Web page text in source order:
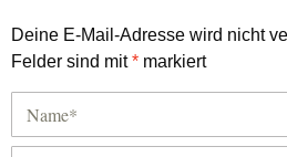
Deine E-Mail-Adresse wird nicht
Felder sind mit* markiert